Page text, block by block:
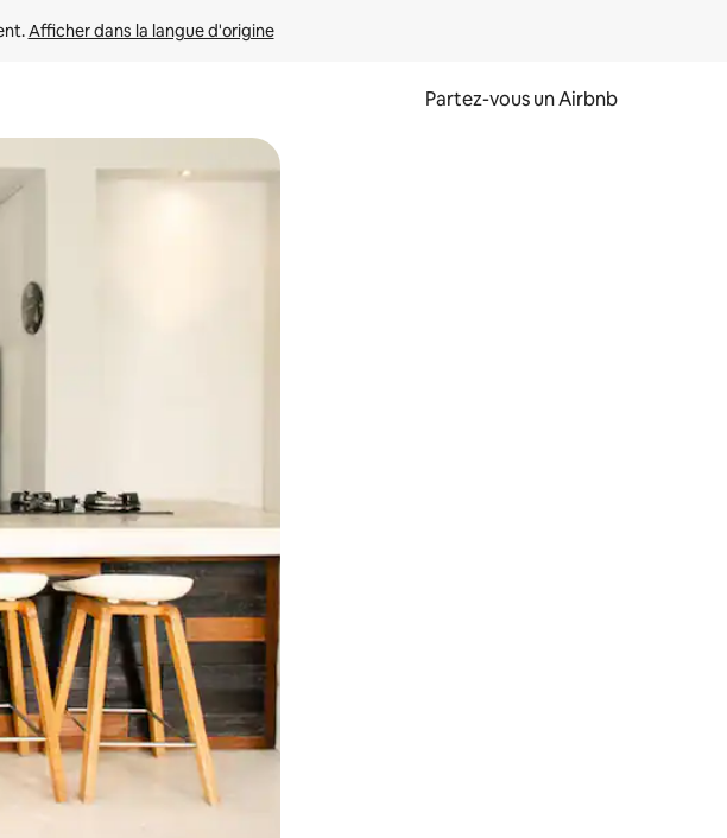
Afficher dans la langue d'origine
Partez-vous un Airbnb
ou en appuyant dessus et en les faisant glisser.